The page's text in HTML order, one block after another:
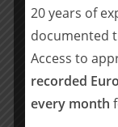
Investoren im
sowie bei der
Investitions-
Interessenten
20 years of
documented
Access to
recorded
every month